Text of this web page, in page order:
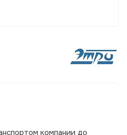
компании до